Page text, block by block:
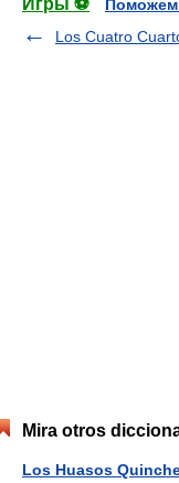
Игры ⚽
Los Cuatro
Mira otros
Los Huasos